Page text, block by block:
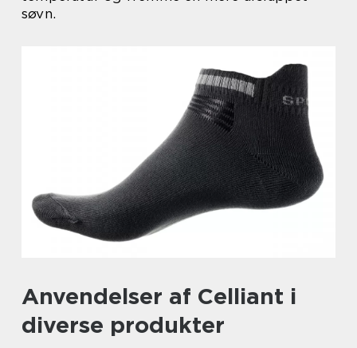
søvn.
Anvendelser af Celliant i
diverse produkter